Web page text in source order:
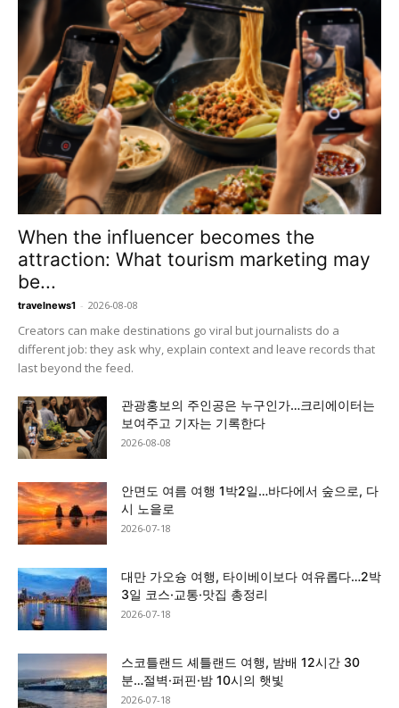
When the influencer becomes the
attraction: What tourism marketing may
be...
travelnews1 - 2026-08-08
Creators can make destinations go viral but journalists do a
different job: they ask why, explain context and leave records that
last beyond the feed.
관광홍보의 주인공은 누구인가…크리에이터는
보여주고 기자는 기록한다
2026-08-08
안면도 여름 여행 1박2일…바다에서 숲으로, 다
시 노을로
2026-07-18
대만 가오슝 여행, 타이베이보다 여유롭다…2박
3일 코스·교통·맛집 총정리
2026-07-18
스코틀랜드 셰틀랜드 여행, 밤배 12시간 30
분…절벽·퍼핀·밤 10시의 햇빛
2026-07-18